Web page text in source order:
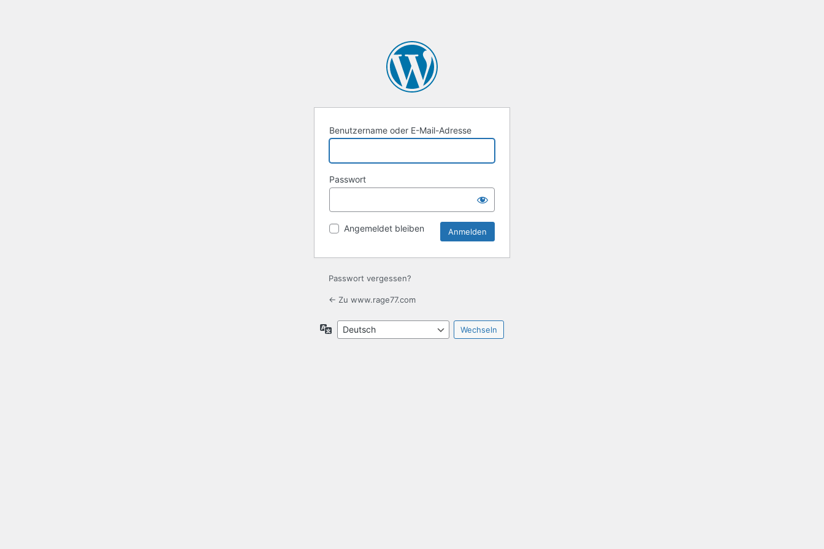
Benutzername oder E-Mail-Adresse
Passwort
Angemeldet bleiben
Passwort vergessen?
← Zu www.rage77.com
Sprache